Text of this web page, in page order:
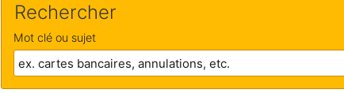
Rechercher
Mot clé ou sujet